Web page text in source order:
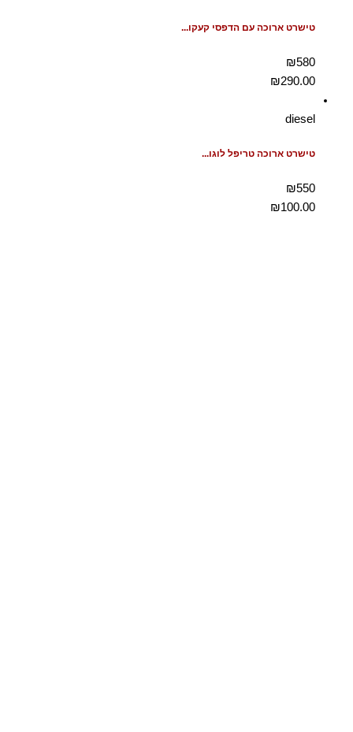
טישרט ארוכה עם הדפסי קעקו...
₪580
₪290.00
diesel
טישרט ארוכה טריפל לוגו...
₪550
₪100.00